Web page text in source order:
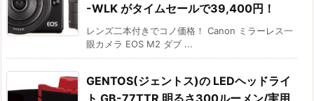
-WLK がタイムセールで39,400円！
レンズ二本付きでコノ価格！ Canon ミラーレス一
眼カメラ EOS M2 ダブ ...
GENTOS(ジェントス)の LEDヘッドライ
ト GB-77TTR 明るさ300ルーメン/実用